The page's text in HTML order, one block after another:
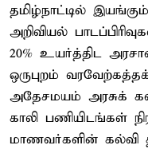
தமிழ்நாட்டில்
அறிவியல்
20% உயர்த்திட
ஒருபுறம்
அதேசமயம் அரசுக்
காலி பணியிடங்கள்
மாணவர்களின் கல்வி